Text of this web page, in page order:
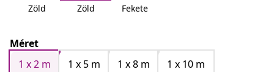
Zöld Zöld Fekete
Méret
1 x 2 m
1 x 5 m 1 x 8 m
1 x 10 m